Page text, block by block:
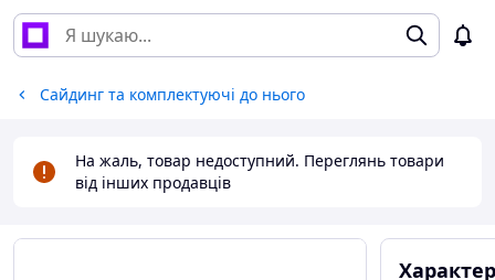
Сайдинг та комплектуючі до нього
На жаль, товар недоступний. Переглянь товари
від інших продавців